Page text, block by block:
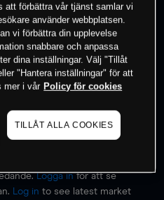
en position i detta
handla
Logga inför att se
Log in to see latest market
att förbättra vår tjänst samlar vi
använder webbplatsen.
vi förbättra din upplevelse
snabbare och anpassa
dina inställningar. Välj "Tillåt
"Hantera inställningar" för att
mer i vår Policy för cookies
TILLÅT ALLA COOKIES